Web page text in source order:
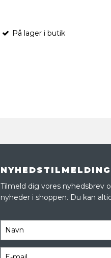
På lager i butik
NYHEDSTILMELDING
Tilmeld dig vores nyhedsbrev
nyheder i shoppen. Du kan